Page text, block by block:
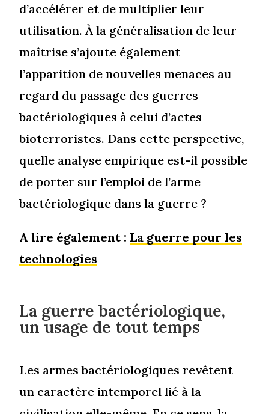
d’accélérer et de multiplier leur
utilisation. À la généralisation de leur
maîtrise s’ajoute également
l’apparition de nouvelles menaces au
regard du passage des guerres
bactériologiques à celui d’actes
bioterroristes. Dans cette perspective,
quelle analyse empirique est-il possible
de porter sur l’emploi de l’arme
bactériologique dans la guerre ?
A lire également : La guerre pour les
technologies
La guerre bactériologique,
un usage de tout temps
Les armes bactériologiques revêtent
un caractère intemporel lié à la